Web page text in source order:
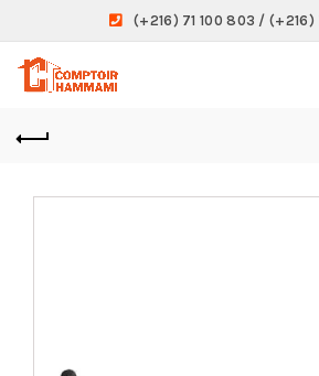
(+216) 71 100 803 / (+216)